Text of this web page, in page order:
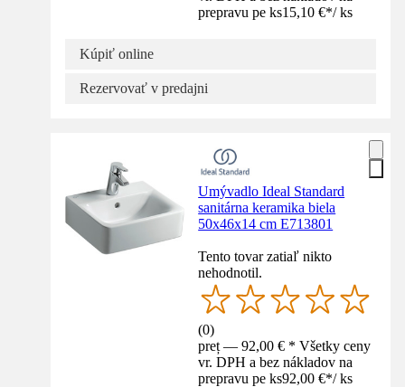
prepravu pe ks15,10 €*/ ks
Kúpiť online
Rezervovať v predajni
Umývadlo Ideal Standard
sanitárna keramika biela
50x46x14 cm E713801
Tento tovar zatiaľ nikto
nehodnotil.
(0)
preț — 92,00 € * Všetky ceny
vr. DPH a bez nákladov na
prepravu pe ks92,00 €*/ ks